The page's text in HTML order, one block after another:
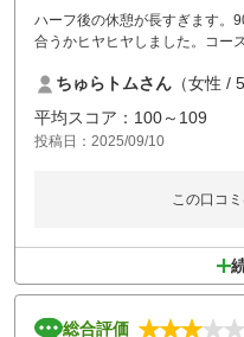
ハーフ後の休憩が長すぎます。
合うかヒヤヒヤしました。コー
散々でしたが、ラウンド中キツ
事はないそうです。食事は宗谷
頼みましたが値段が高い割に今
ちゅらトムさん （女性 /
平均スコア：100～109
投稿日：2025/09/10
この口コ
総合評価